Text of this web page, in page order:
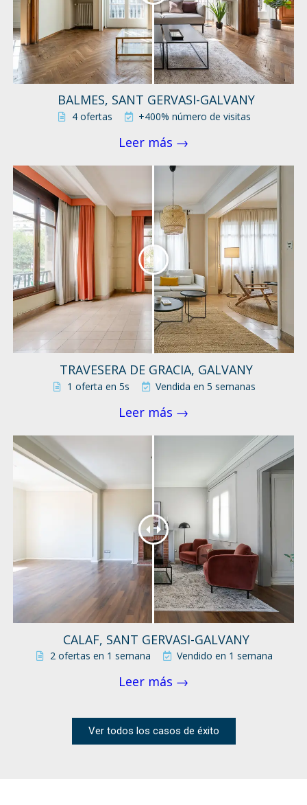
BALMES, SANT GERVASI-GALVANY
4 ofertas +400% número de visitas
Leer más →
TRAVESERA DE GRACIA, GALVANY
1 oferta en 5s Vendida en 5 semanas
Leer más →
CALAF, SANT GERVASI-GALVANY
2 ofertas en 1 semana Vendido en 1 semana
Leer más →
Ver todos los casos de éxito